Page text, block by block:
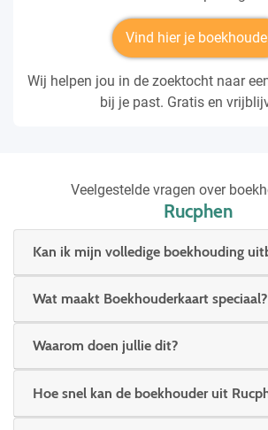
Vind hier je
Wij helpen jou in de zoektocht naar
bij je past. Gratis en
Veelgestelde vragen over
Rucphen
Kan ik mijn volledige boekhouding
Wat maakt Boekhouderkaart speciaal?
Waarom doen jullie dit?
Hoe snel kan de boekhouder uit